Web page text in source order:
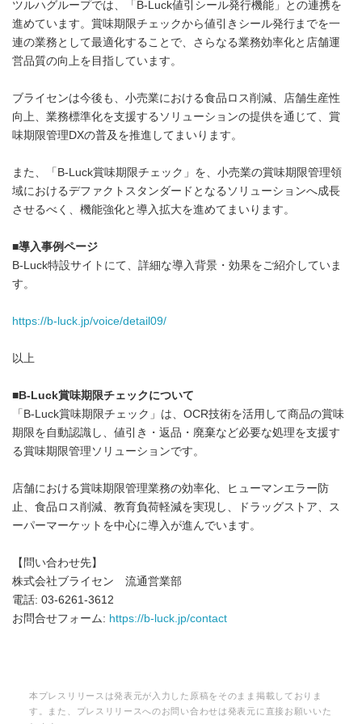
ツルハグループでは、「B-Luck値引シール発行機能」との連携を
進めています。賞味期限チェックから値引きシール発行までを一
連の業務として最適化することで、さらなる業務効率化と店舗運
営品質の向上を目指しています。
ブライセンは今後も、小売業における食品ロス削減、店舗生産性
向上、業務標準化を支援するソリューションの提供を通じて、賞
味期限管理DXの普及を推進してまいります。
また、「B-Luck賞味期限チェック」を、小売業の賞味期限管理領
域におけるデファクトスタンダードとなるソリューションへ成長
させるべく、機能強化と導入拡大を進めてまいります。
■導入事例ページ
B-Luck特設サイトにて、詳細な導入背景・効果をご紹介していま
す。
https://b-luck.jp/voice/detail09/
以上
■ B-Luck賞味期限チェックについて
「B-Luck賞味期限チェック」は、OCR技術を活用して商品の賞味
期限を自動認識し、値引き・返品・廃棄など必要な処理を支援す
る賞味期限管理ソリューションです。
店舗における賞味期限管理業務の効率化、ヒューマンエラー防
止、食品ロス削減、教育負荷軽減を実現し、ドラッグストア、ス
ーパーマーケットを中心に導入が進んでいます。
【問い合わせ先】
株式会社ブライセン 流通営業部
電話: 03-6261-3612
お問合せフォーム: https://b-luck.jp/contact
本プレスリリースは発表元が入力した原稿をそのまま掲載しておりま
す。また、プレスリリースへのお問い合わせは発表元に直接お願いいた